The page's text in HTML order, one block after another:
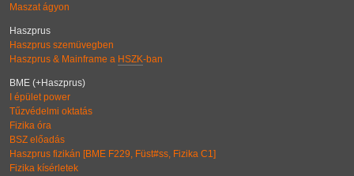
Maszat ágyon
Haszprus
Haszprus szemüvegben
Haszprus & Mainframe a HSZK-ban
BME (+Haszprus)
I épület power
Tűzvédelmi oktatás
Fizika óra
BSZ előadás
Haszprus fizikán [BME F229, Füst#ss, Fizika C1]
Fizika kísérletek